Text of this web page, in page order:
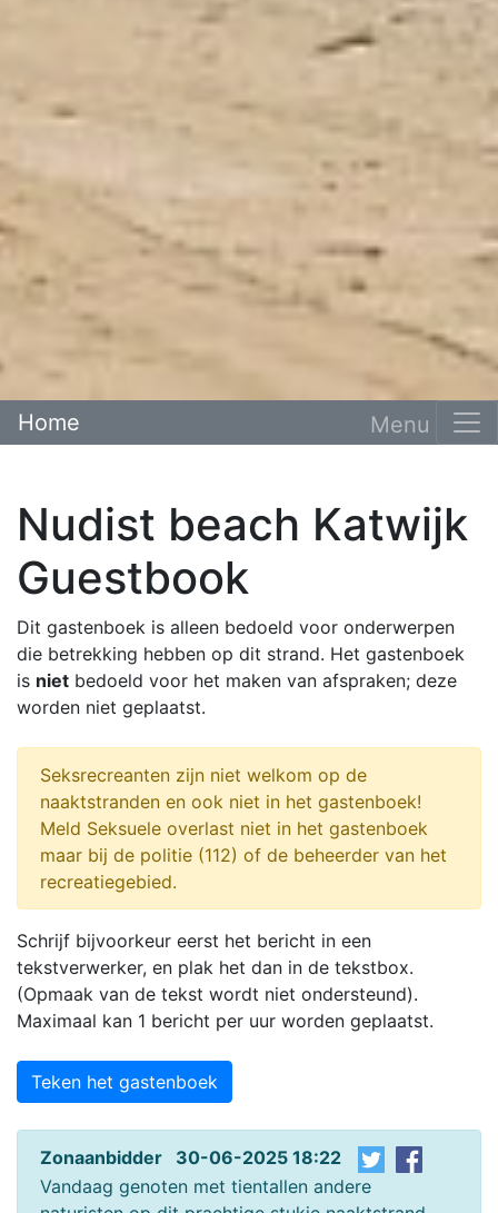
Home
Nudist beach Katwijk
Guestbook
Dit gastenboek is alleen bedoeld voor onderwerpen
die betrekking hebben op dit strand. Het gastenboek
is niet bedoeld voor het maken van afspraken; deze
worden niet geplaatst.
Seksrecreanten zijn niet welkom op de
naaktstranden en ook niet in het gastenboek!
Meld Seksuele overlast niet in het gastenboek
maar bij de politie (112) of de beheerder van het
recreatiegebied.
Schrijf bijvoorkeur eerst het bericht in een
tekstverwerker, en plak het dan in de tekstbox.
(Opmaak van de tekst wordt niet ondersteund).
Maximaal kan 1 bericht per uur worden geplaatst.
Teken het gastenboek
Zonaanbidder 30-06-2025 18:22
Vandaag genoten met tientallen andere